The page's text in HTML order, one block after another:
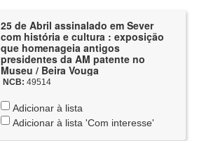
25 de Abril assinalado em Sever
com história e cultura : exposição
que homenageia antigos
presidentes da AM patente no
Museu / Beira Vouga
NCB: 49514
Adicionar à lista
Adicionar à lista 'Com interesse'